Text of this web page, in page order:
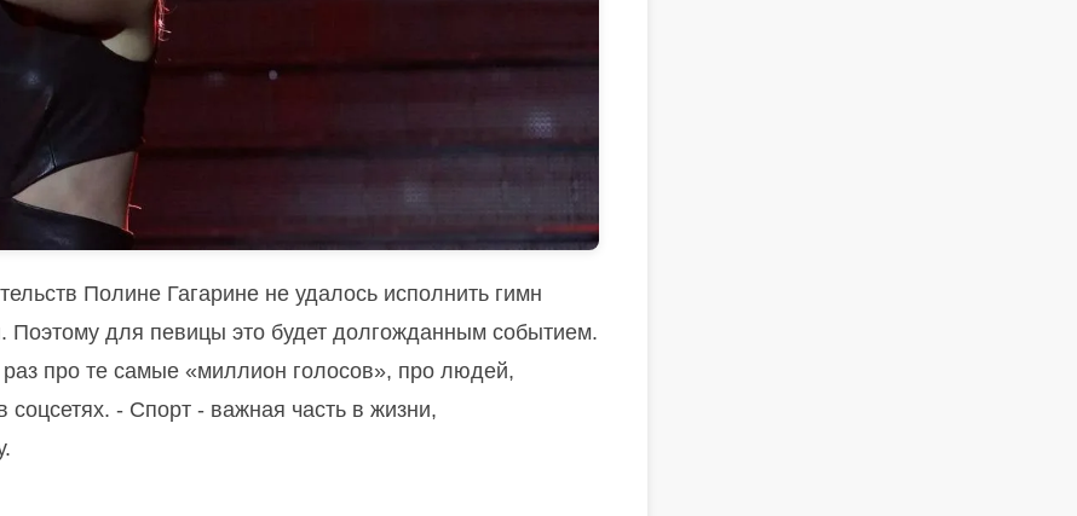
Полине Гагарине не удалось исполнить гимн
для певицы это будет долгожданным событием.
про те самые «миллион голосов», про людей,
- Спорт - важная часть в жизни,